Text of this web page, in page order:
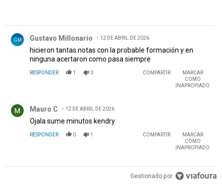
GM Gustavo Millonario 12 DE ABRIL DE 2026
hicieron tantas notas con la probable formación y en
ninguna acertaron como pasa siempre
RESPONDER 1 0 COMPARTIR
MARCAR
COMO
INAPROPIADO
Mauro C 12 DE ABRIL DE 2026
Ojala sume minutos kendry
RESPONDER 0 1 COMPARTIR
MARCAR
COMO
INAPROPIADO
Gestionado por